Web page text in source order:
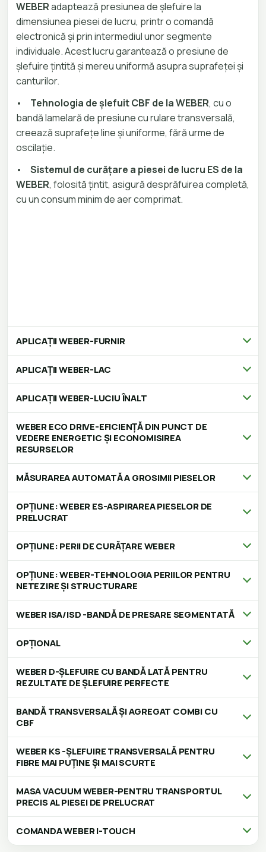
WEBERadaptează presiunea de șlefuire la
dimensiunea piesei de lucru, printr o comandă
electronică și prin intermediul unor segmente
individuale. Acest lucru garantează o presiune de
șlefuire țintită și mereu uniformă asupra suprafeței și
canturilor.
•
Tehnologia de șlefuit CBF de la WEBER, cu o
bandă lamelară de presiune cu rulare transversală,
creează suprafețe line și uniforme, fără urme de
oscilație.
•
Sistemul de curățare a piesei de lucru ES de la
WEBER, folosită țintit, asigură desprăfuirea completă,
cu un consum minim de aer comprimat.
APLICAȚII WEBER-FURNIR
APLICAȚII WEBER-LAC
APLICAȚII WEBER-LUCIU ÎNALT
WEBER ECO DRIVE-EFICIENȚĂ DIN PUNCT DE
VEDERE ENERGETIC ȘI ECONOMISIREA
RESURSELOR
MĂSURAREA AUTOMATĂ A GROSIMII PIESELOR
OPȚIUNE: WEBER ES-ASPIRAREA PIESELOR DE
PRELUCRAT
OPȚIUNE: PERII DE CURĂȚARE WEBER
OPȚIUNE: WEBER-TEHNOLOGIA PERIILOR PENTRU
NETEZIRE ȘI STRUCTURARE
WEBER ISA/ISD -BANDĂ DE PRESARE SEGMENTATĂ
OPȚIONAL
WEBER D-ȘLEFUIRE CU BANDĂ LATĂ PENTRU
REZULTATE DE ȘLEFUIRE PERFECTE
BANDĂ TRANSVERSALĂ ȘI AGREGAT COMBI CU
CBF
WEBER KS -ȘLEFUIRE TRANSVERSALĂ PENTRU
FIBRE MAI PUȚINE ȘI MAI SCURTE
MASA VACUUM WEBER-PENTRU TRANSPORTUL
PRECIS AL PIESEI DE PRELUCRAT
COMANDA WEBER I-TOUCH